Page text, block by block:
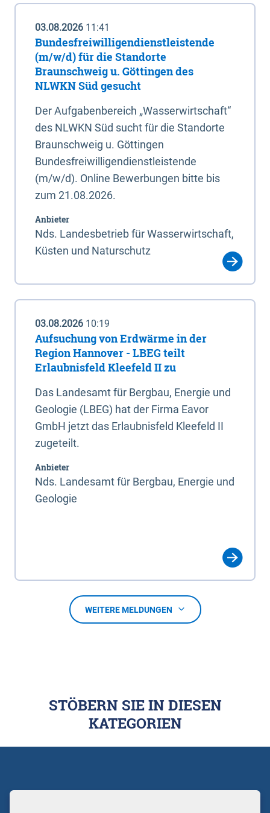
03.08.2026 11:41
Bundesfreiwilligendienstleistende
(m/w/d) für die Standorte
Braunschweig u. Göttingen des
NLWKN Süd gesucht
Der Aufgabenbereich „Wasserwirtschaft“
des NLWKN Süd sucht für die Standorte
Braunschweig u. Göttingen
Bundesfreiwilligendienstleistende
(m/w/d). Online Bewerbungen bitte bis
zum 21.08.2026.
Anbieter
Nds. Landesbetrieb für Wasserwirtschaft,
Küsten und Naturschutz
03.08.2026 10:19
Aufsuchung von Erdwärme in der
Region Hannover - LBEG teilt
Erlaubnisfeld Kleefeld II zu
Das Landesamt für Bergbau, Energie und
Geologie (LBEG) hat der Firma Eavor
GmbH jetzt das Erlaubnisfeld Kleefeld II
zugeteilt.
Anbieter
Nds. Landesamt für Bergbau, Energie und
Geologie
WEITERE MELDUNGEN
STÖBERN SIE IN DIESEN
KATEGORIEN